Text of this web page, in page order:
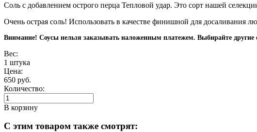
Соль с добавлением острого перца Тепловой удар. Это сорт нашей
Очень острая соль! Использовать в качестве финишной для досаливания
Внимание! Соусы нельзя заказывать наложенным платежем. Выбирайте
Вес:
1 штука
Цена:
650 руб.
Количество:
В корзину
С этим товаром также смотрят: